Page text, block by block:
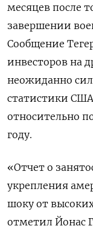
месяцев после
завершении
Сообщение
инвесторов на
неожиданно
статистики
относительно
году.
«Отчет о
укрепления
шоку от
отметил Йонас